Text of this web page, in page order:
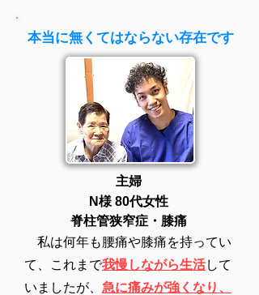
本当に無くてはならない存在です
主婦
N様 ​ 80代女性
​脊柱管狭窄症・膝痛
私は何年も腰痛や膝痛を持ってい
て、これまで我慢しながら生活して
いましたが、 急に痛みが強くなり、